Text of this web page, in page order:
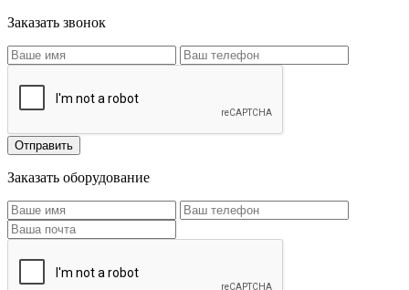
Заказать звонок
Заказать оборудование